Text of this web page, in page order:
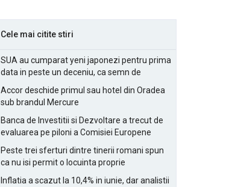
Cele mai citite stiri
SUA au cumparat yeni japonezi pentru prima
data in peste un deceniu, ca semn de
Accor deschide primul sau hotel din Oradea
sub brandul Mercure
Banca de Investitii si Dezvoltare a trecut de
evaluarea pe piloni a Comisiei Europene
Peste trei sferturi dintre tinerii romani spun
ca nu isi permit o locuinta proprie
Inflatia a scazut la 10,4% in iunie, dar analistii